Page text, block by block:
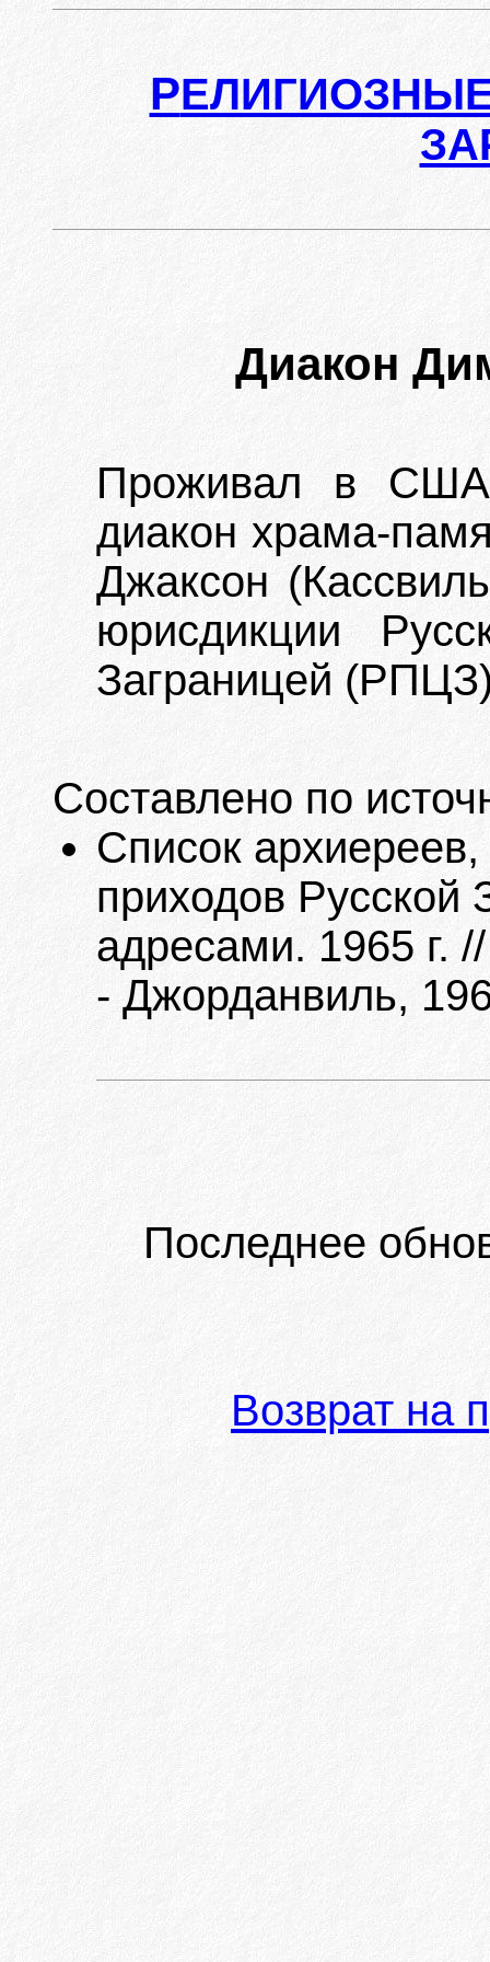
Р
Диакон
Проживал в
диакон храма-
Джаксон
юрисдикции
Заграницей
Составлено по
Список
приходов Русской
адресами. 1965 г.
- Джорданвиль,
Последнее
Возврат на